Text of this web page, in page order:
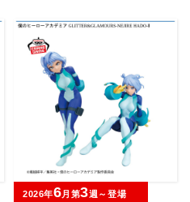
2026年6月第3週～登場